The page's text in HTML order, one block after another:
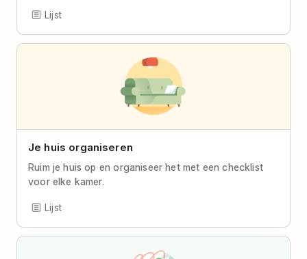
Lijst
Je huis organiseren
Ruim je huis op en organiseer het met een checklist
voor elke kamer.
Lijst